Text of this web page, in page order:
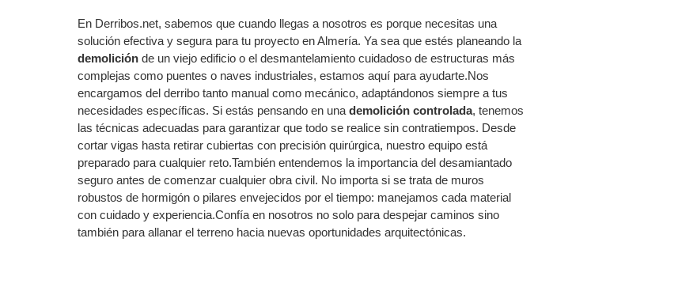
En Derribos.net, sabemos que cuando llegas a nosotros es porque necesitas una
solución efectiva y segura para tu proyecto en Almería. Ya sea que estés planeando la
demolición de un viejo edificio o el desmantelamiento cuidadoso de estructuras más
complejas como puentes o naves industriales, estamos aquí para ayudarte.Nos
encargamos del derribo tanto manual como mecánico, adaptándonos siempre a tus
necesidades específicas. Si estás pensando en una demolición controlada, tenemos
las técnicas adecuadas para garantizar que todo se realice sin contratiempos. Desde
cortar vigas hasta retirar cubiertas con precisión quirúrgica, nuestro equipo está
preparado para cualquier reto.También entendemos la importancia del desamiantado
seguro antes de comenzar cualquier obra civil. No importa si se trata de muros
robustos de hormigón o pilares envejecidos por el tiempo: manejamos cada material
con cuidado y experiencia.Confía en nosotros no solo para despejar caminos sino
también para allanar el terreno hacia nuevas oportunidades arquitectónicas.